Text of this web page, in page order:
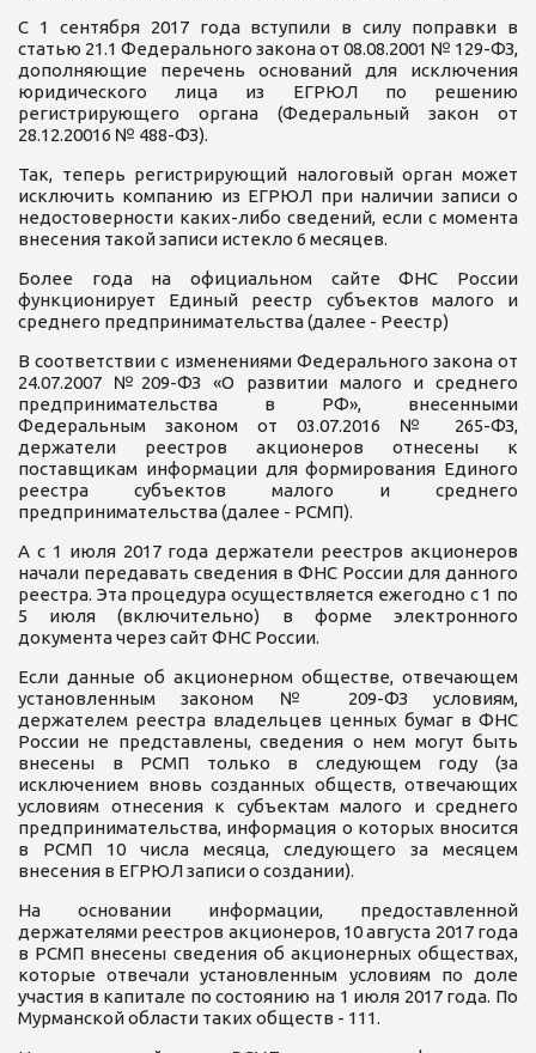
C 1 сентября 2017 года вступили в силу поправки в
статью 21.1 Федерального закона от 08.08.2001 № 129-ФЗ,
дополняющие перечень оснований для исключения
юридического лица из ЕГРЮЛ по решению
регистрирующего органа (Федеральный закон от
28.12.20016 № 488-ФЗ).
Так, теперь регистрирующий налоговый орган может
исключить компанию из ЕГРЮЛ при наличии записи о
недостоверности каких-либо сведений, если с момента
внесения такой записи истекло 6 месяцев.
Более года на официальном сайте ФНС России
функционирует Единый реестр субъектов малого и
среднего предпринимательства (далее - Реестр)
В соответствии с изменениями Федерального закона от
24.07.2007 №209-ФЗ «О развитии малого и среднего
предпринимательства в РФ», внесенными
Федеральным законом от 03.07.2016 № 265-ФЗ,
держатели реестров акционеров отнесены к
поставщикам информации для формирования Единого
реестра субъектов малого и среднего
предпринимательства (далее - РСМП).
А с 1 июля 2017 года держатели реестров акционеров
начали передавать сведения в ФНС России для данного
реестра. Эта процедура осуществляется ежегодно с 1 по
5 июля (включительно) в форме электронного
документа через сайт ФНС России.
Если данные об акционерном обществе, отвечающем
установленным законом № 209-ФЗ условиям,
держателем реестра владельцев ценных бумаг в ФНС
России не представлены, сведения о нем могут быть
внесены в РСМП только в следующем году (за
исключением вновь созданных обществ, отвечающих
условиям отнесения к субъектам малого и среднего
предпринимательства, информация о которых вносится
в РСМП 10 числа месяца, следующего за месяцем
внесения в ЕГРЮЛ записи о создании).
На основании информации, предоставленной
держателями реестров акционеров, 10 августа 2017 года
в РСМП внесены сведения об акционерных обществах,
которые отвечали установленным условиям по доле
участия в капитале по состоянию на 1 июля 2017 года. По
Мурманской области таких обществ - 111.